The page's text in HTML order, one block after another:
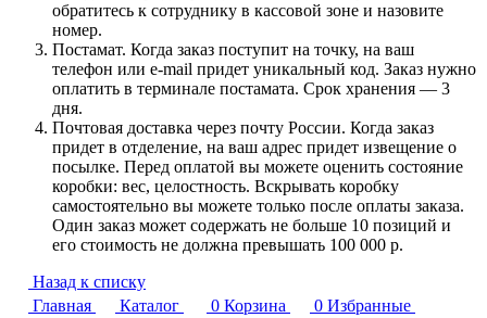
обратитесь к сотруднику в кассовой зоне и назовите
номер.
Постамат. Когда заказ поступит на точку, на ваш
телефон или e-mail придет уникальный код. Заказ нужно
оплатить в терминале постамата. Срок хранения — 3
дня.
Почтовая доставка через почту России. Когда заказ
придет в отделение, на ваш адрес придет извещение о
посылке. Перед оплатой вы можете оценить состояние
коробки: вес, целостность. Вскрывать коробку
самостоятельно вы можете только после оплаты заказа.
Один заказ может содержать не больше 10 позиций и
его стоимость не должна превышать 100 000 р.
Назад к списку
Главная
Каталог 0 Корзина 0 Избранные